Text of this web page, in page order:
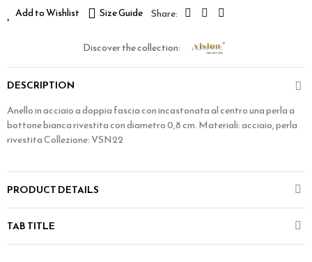
Add to Wishlist Size Guide
Discover the collection:
DESCRIPTION
Anello in acciaio a doppia fascia con incastonata al centro una perla a
bottone bianca rivestita con diametro 0,8 cm. Materiali: acciaio, perla
rivestita Collezione: VSN22
PRODUCT DETAILS
TAB TITLE